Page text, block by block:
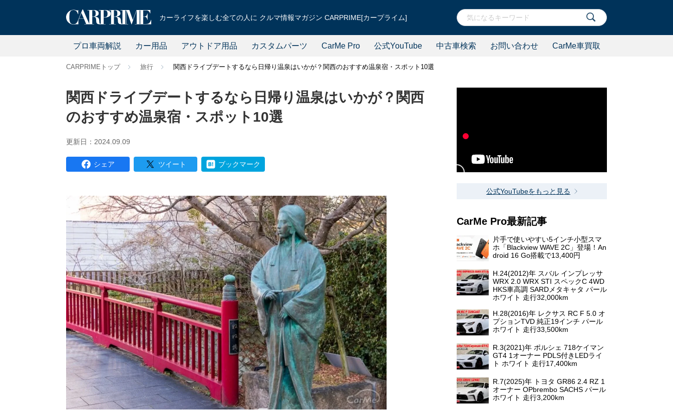
カーライフを楽しむ全ての人に クルマ情報マガジン CARPRIME[カープライム]
プロ車両解説 カー用品 アウトドア用品 カスタムパーツ CarMe Pro 公式YouTube 中古車検索 お問い合わせ CarMe車買取
CARPRIMEトップ 旅行 関西ドライブデートするなら日帰り温泉はいかが？関西のおすすめ温泉宿・スポット10選
関西ドライブデートするなら日帰り温泉はいかが？関西
のおすすめ温泉宿・スポット10選
更新日：2024.09.09
シェア ツイート ブックマーク
公式YouTubeをもっと見る
CarMe Pro最新記事
片手で使いやすい5インチ小型スマ
ホ「Blackview WAVE 2C」登場！An
droid 16 Go搭載で13,400円
H.24(2012)年 スバル インプレッサ
WRX 2.0 WRX STI スペックC 4WD
HKS車高調 SARDメタキャタ パール
ホワイト 走行32,000km
H.28(2016)年 レクサス RC F 5.0 オ
プションTVD 純正19インチ パール
ホワイト 走行33,500km
R.3(2021)年 ポルシェ 718ケイマン
GT4 1オーナー PDLS付きLEDライ
ト ホワイト 走行17,400km
R.7(2025)年 トヨタ GR86 2.4 RZ 1
オーナー OPbrembo SACHS パール
ホワイト 走行3,200km